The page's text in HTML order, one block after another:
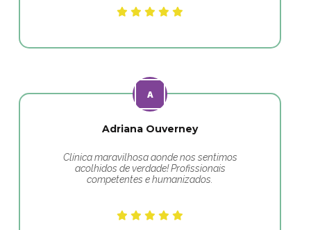
Adriana Ouverney
Clínica maravilhosa aonde nos sentimos
acolhidos de verdade! Profissionais
competentes e humanizados.